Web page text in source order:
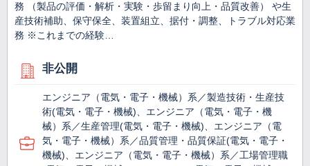
務 （製品の評価・解析・実験・歩留まり向上・品質改善） や生
産技術補助、保守保全、装置組立、据付・調整、トラブル対応業
務 ※これまでの経験…
非公開
エンジニア（電気・電子・機械）系／製造技術・生産技
術(電気・電子・機械)、エンジニア（電気・電子・機
械）系／生産管理(電気・電子・機械)、エンジニア（電
気・電子・機械）系／品質管理・品質保証(電気・電子・
機械)、エンジニア（電気・電子・機械）系／工場管理職